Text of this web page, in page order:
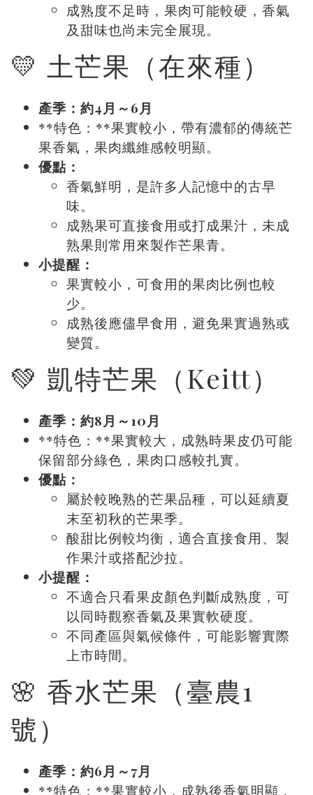
成熟度不足時，果肉可能較硬，香氣
及甜味也尚未完全展現。
💛 土芒果（在來種）
產季：約4月～6月
**特色：**果實較小，帶有濃郁的傳統芒
果香氣，果肉纖維感較明顯。
優點：
香氣鮮明，是許多人記憶中的古早
味。
成熟果可直接食用或打成果汁，未成
熟果則常用來製作芒果青。
小提醒：
果實較小，可食用的果肉比例也較
少。
成熟後應儘早食用，避免果實過熟或
變質。
💚 凱特芒果（Keitt）
產季：約8月～10月
**特色：**果實較大，成熟時果皮仍可能
保留部分綠色，果肉口感較扎實。
優點：
屬於較晚熟的芒果品種，可以延續夏
末至初秋的芒果季。
酸甜比例較均衡，適合直接食用、製
作果汁或搭配沙拉。
小提醒：
不適合只看果皮顏色判斷成熟度，可
以同時觀察香氣及果實軟硬度。
不同產區與氣候條件，可能影響實際
上市時間。
🌸 香水芒果（臺農1
號）
產季：約6月～7月
**特色：**果實較小，成熟後香氣明顯，